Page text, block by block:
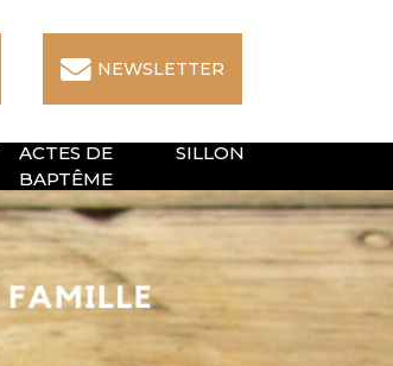
NEWSLETTER
ACTES DE
BAPTÊME
SILLON